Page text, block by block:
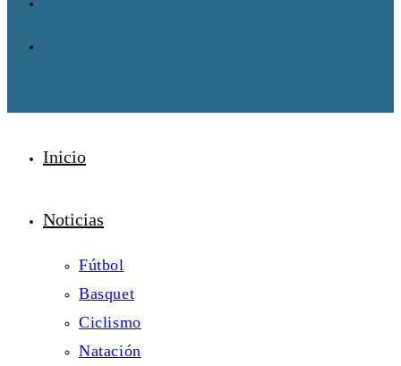
Inicio
Noticias
Fútbol
Basquet
Ciclismo
Natación